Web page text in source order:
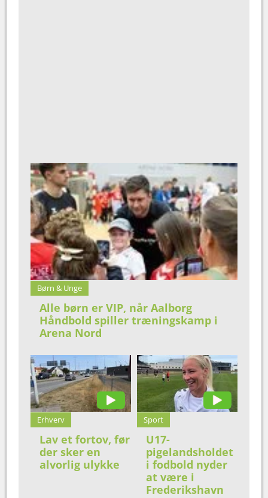
Børn & Unge
Alle børn er VIP, når Aalborg
Håndbold spiller træningskamp i
Arena Nord
Erhverv
Lav et fortov, før
der sker en
alvorlig ulykke
Sport
U17-
pigelandsholdet
i fodbold nyder
at være i
Frederikshavn